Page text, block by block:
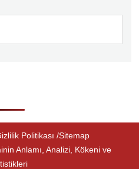
Politikası Sitemap
Anlamı, Analizi, Kökeni ve